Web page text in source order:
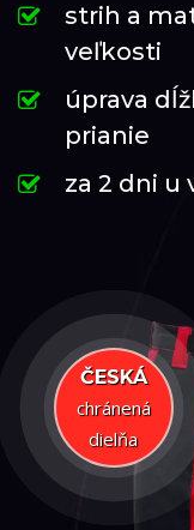
strih a
veľkosti
úprava
prianie
za 2 dni u
ČESKÁ
chránená
dielňa